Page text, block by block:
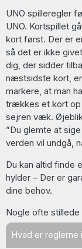
UNO spilleregler
UNO. Kortspillet
kort først. Der er
så det er ikke
dig, der sidder
næstsidste kort, er
markere, at man
trækkes et kort op
sejren væk.
”Du glemte at
verden vil undgå,
Du kan altid finde
hylder – Der er
dine behov.
Nogle ofte stillede
Hvad er reglerne